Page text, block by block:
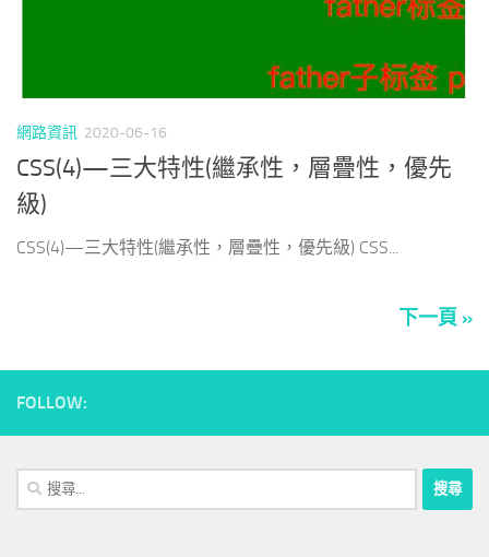
網路資訊 2020-06-16
CSS(4)—三大特性(繼承性，層疊性，優先
級)
CSS(4)—三大特性(繼承性，層疊性，優先級) CSS...
下一頁 »
FOLLOW:
搜
尋